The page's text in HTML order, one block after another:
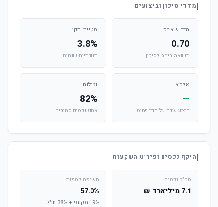
מדדי סיכון וביצועים
מדד שארפ
0.70
תשואה ביחס לסיכון
סטיית תקן
3.8%
תנודתיות שנתית
אלפא
—
ביצוע עודף על מדד ייחוס
נזילות
82%
אחוז נכסים סחירים
היקף נכסים ופירוט השקעות
סה"כ נכסים
7.1 מיליארד ₪
חשיפה למניות
57.0%
19% מקומי + 38% חו"ל